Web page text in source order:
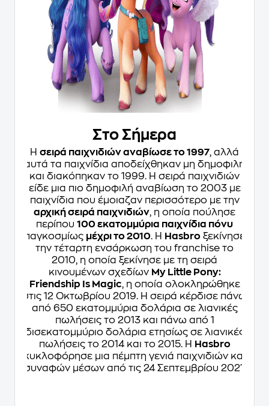
Στο Σήμερα
Η σειρά παιχνιδιών αναβίωσε το 1997, αλλά
αυτά τα παιχνίδια αποδείχθηκαν μη δημοφιλή
και διακόπηκαν το 1999. Η σειρά παιχνιδιών
είδε μια πιο δημοφιλή αναβίωση το 2003 με
παιχνίδια που έμοιαζαν περισσότερο με την
αρχική σειρά παιχνιδιών, η οποία πούλησε
περίπου 100 εκατομμύρια παιχνίδια πόνυ
παγκοσμίως μέχρι το 2010. Η Hasbro ξεκίνησε
την τέταρτη ενσάρκωση του franchise το
2010, η οποία ξεκίνησε με τη σειρά
κινουμένων σχεδίων My Little Pony:
Friendship Is Magic, η οποία ολοκληρώθηκε
στις 12 Οκτωβρίου 2019. Η σειρά κέρδισε πάνω
από 650 εκατομμύρια δολάρια σε λιανικές
πωλήσεις το 2013 και πάνω από 1
δισεκατομμύριο δολάρια ετησίως σε λιανικές
πωλήσεις το 2014 και το 2015. Η
Hasbro
κυκλοφόρησε μια πέμπτη γενιά παιχνιδιών και
συναφών μέσων από τις 24 Σεπτεμβρίου 2021.